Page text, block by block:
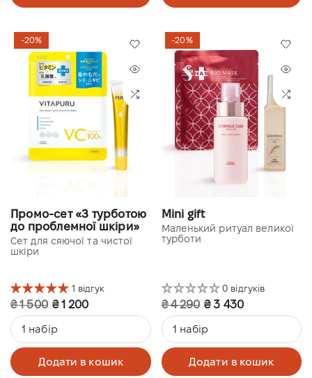
-20%
Промо-сет «З турботою
до проблемної шкіри»
Сет для сяючої та чистої
шкіри
1 відгук
₴ 1 500 ₴ 1 200
1 набір
Додати в кошик
-20%
Mini gift
Маленький ритуал великої
турботи
0 відгуків
₴ 4 290 ₴ 3 430
1 набір
Додати в кошик